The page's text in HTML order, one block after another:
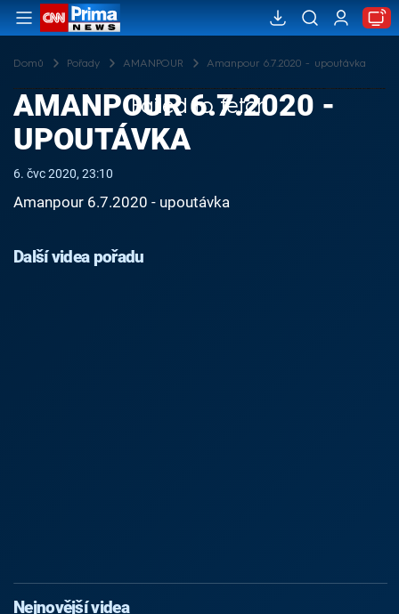
Domů Pořady AMANPOUR Amanpour 6.7.2020 - upoutávka
Failed to fetch
AMANPOUR 6.7.2020 -
UPOUTÁVKA
6. čvc 2020, 23:10
Amanpour 6.7.2020 - upoutávka
Další videa pořadu
Nejnovější videa